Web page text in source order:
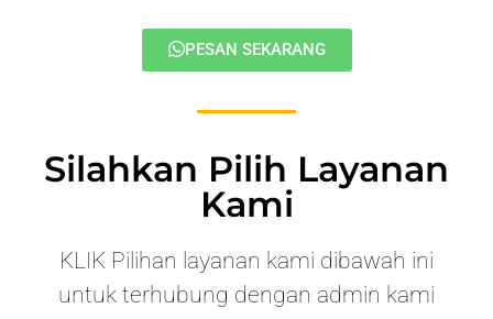
PESAN SEKARANG
Silahkan Pilih Layanan
Kami
KLIK Pilihan layanan kami dibawah ini
untuk terhubung dengan admin kami